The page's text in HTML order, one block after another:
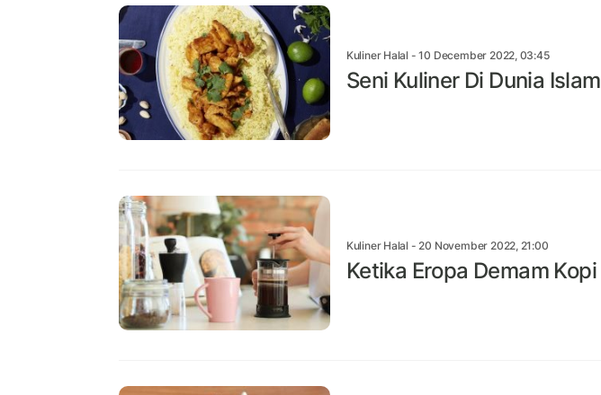
Kuliner Halal - 10 December 2022, 03:45
Seni Kuliner Di Dunia Islam
Kuliner Halal - 20 November 2022, 21:00
Ketika Eropa Demam Kopi